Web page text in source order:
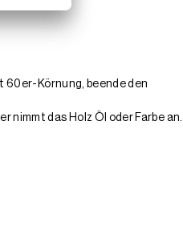
Körnung, beende den
nimmt das Holz Öl oder Farbe an.